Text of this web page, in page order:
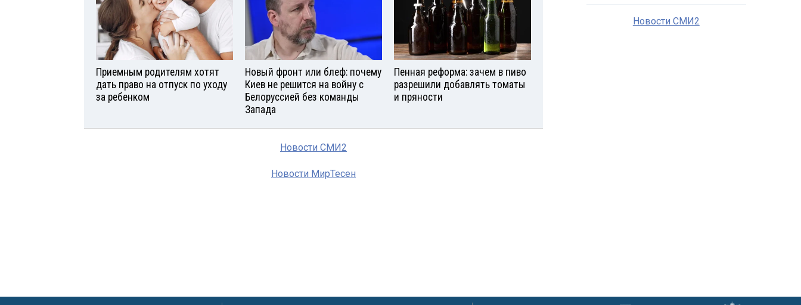
Приемным родителям хотят
дать право на отпуск по уходу
за ребенком
Новый фронт или блеф: почему
Киев не решится на войну с
Белоруссией без команды
Запада
Пенная реформа: зачем в пиво
разрешили добавлять томаты
и пряности
Новости СМИ2
Новости МирТесен
Новости СМИ2